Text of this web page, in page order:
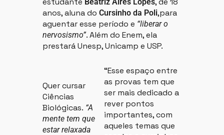
anos, aluna do Cursinho da Poli,para
aguentar esse período e “liberar o
nervosismo”. Além do Enem, ela
prestará Unesp, Unicamp e USP.
Quer cursar
Ciências
Biológicas. “A
mente tem que
estar relaxada
“Esse espaço entre
as provas tem que
ser mais dedicado a
rever pontos
importantes, com
aqueles temas que